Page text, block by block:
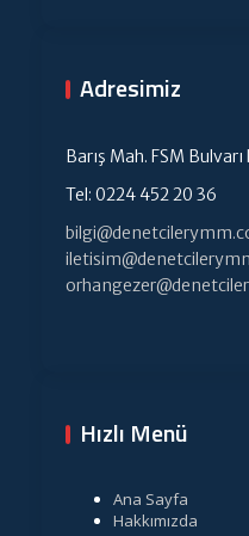
Adresimiz
Barış Mah. FSM
Tel: 0224 452 20 36
Hızlı Menü
Ana Sayfa
Hakkımızda